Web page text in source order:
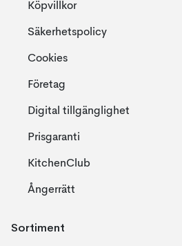
Köpvillkor
Säkerhetspolicy
Cookies
Företag
Digital tillgänglighet
Prisgaranti
KitchenClub
Ångerrätt
Sortiment